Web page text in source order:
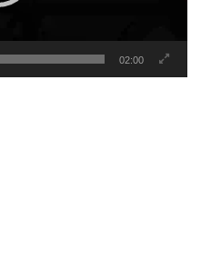
02:00